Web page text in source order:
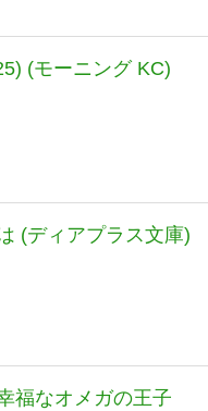
(モーニング KC)
(ディアプラス文庫)
福なオメガの王子